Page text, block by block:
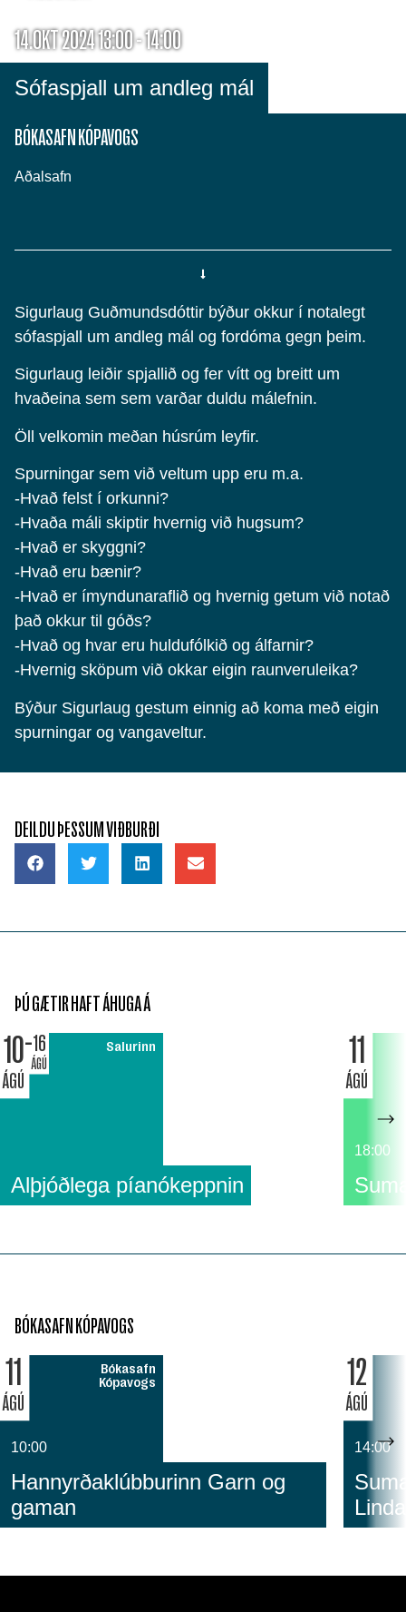
14.OKT 2024 13:00 - 14:00
Sófaspjall um andleg mál
BÓKASAFN KÓPAVOGS
Aðalsafn
Sigurlaug Guðmundsdóttir býður okkur í notalegt
sófaspjall um andleg mál og fordóma gegn þeim.
Sigurlaug leiðir spjallið og fer vítt og breitt um
hvaðeina sem sem varðar duldu málefnin.
Öll velkomin meðan húsrúm leyfir.
Spurningar sem við veltum upp eru m.a.
-Hvað felst í orkunni?
-Hvaða máli skiptir hvernig við hugsum?
-Hvað er skyggni?
-Hvað eru bænir?
-Hvað er ímyndunaraflið og hvernig getum við notað
það okkur til góðs?
-Hvað og hvar eru huldufólkið og álfarnir?
-Hvernig sköpum við okkar eigin raunveruleika?
Býður Sigurlaug gestum einnig að koma með eigin
spurningar og vangaveltur.
DEILDU ÞESSUM VIÐBURÐI
ÞÚ GÆTIR HAFT ÁHUGA Á
10
ÁGÚ
16
ÁGÚ
Salurinn
Alþjóðlega píanókeppnin
11
ÁGÚ
18:00
BÓKASAFN KÓPAVOGS
11
ÁGÚ
Bókasafn
Kópavogs
10:00
Hannyrðaklúbburinn Garn og
gaman
12
ÁGÚ
14:00